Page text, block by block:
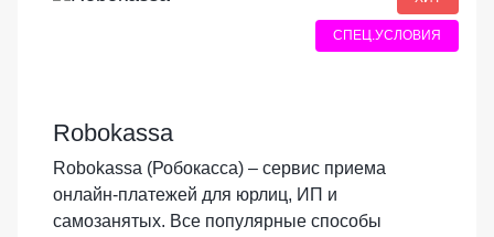
СПЕЦ.УСЛОВИЯ
Robokassa
Robokassa (Робокасса) – сервис приема
онлайн-платежей для юрлиц, ИП и
самозанятых. Все популярные способы